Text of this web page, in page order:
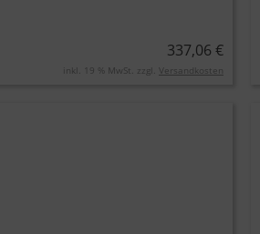
337,06 €
inkl. 19 % MwSt. zzgl. Versandkosten